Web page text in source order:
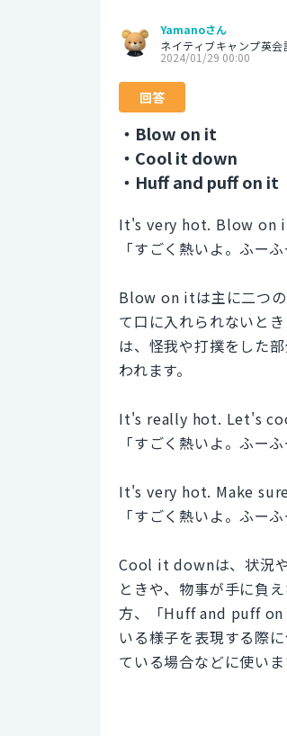
Yamanoさん
ネイティブキャンプ英会
2024/01/29 00:00
回答
・Blow on it
・Cool it down
・Huff and puff on it
It's very hot. Blow on
「すごく熱いよ。ふー
Blow on itは主に二つの
て口に入れられないと
は、怪我や打撲をした
われます。
It's really hot. Let's
「すごく熱いよ。ふー
It's very hot. Make
「すごく熱いよ。ふー
Cool it downは、状況や
ときや、物事が手に負
方、「Huff and puff on
いる様子を表現する際
ている場合などに使いま